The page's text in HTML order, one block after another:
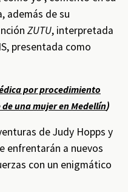
además de su
ZUTU, interpretada
presentada como
por procedimiento
una mujer en Medellín)
de Judy Hopps y
enfrentarán a nuevos
con un enigmático